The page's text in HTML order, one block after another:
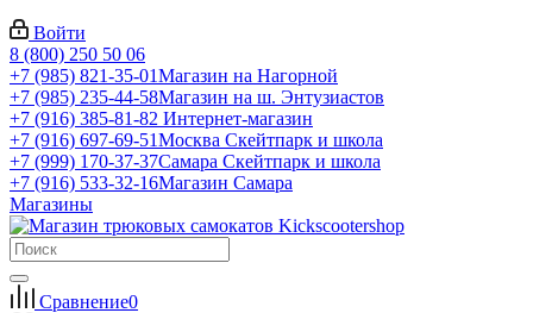
Войти
8 (800) 250 50 06
+7 (985) 821-35-01Магазин на Нагорной
+7 (985) 235-44-58Магазин на ш. Энтузиастов
+7 (916) 385-81-82 Интернет-магазин
+7 (916) 697-69-51Москва Скейтпарк и школа
+7 (999) 170-37-37Самара Скейтпарк и школа
+7 (916) 533-32-16Магазин Самара
Магазины
Сравнение0